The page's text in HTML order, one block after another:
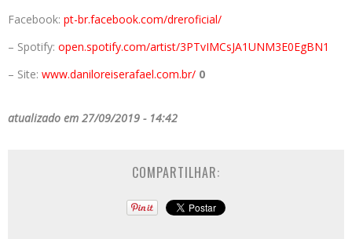
Facebook: pt-br.facebook.com/dreroficial/
– Spotify: open.spotify.com/artist/3PTvIMCsJA1UNM3E0EgBN1
– Site: www.daniloreiserafael.com.br/ 0
atualizado em 27/09/2019 - 14:42
COMPARTILHAR: